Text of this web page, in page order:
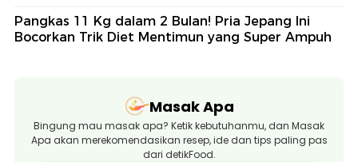
Pangkas 11 Kg dalam 2 Bulan! Pria Jepang Ini
Bocorkan Trik Diet Mentimun yang Super Ampuh
Masak Apa
Bingung mau masak apa? Ketik kebutuhanmu, dan Masak
Apa akan merekomendasikan resep, ide dan tips paling pas
dari detikFood.